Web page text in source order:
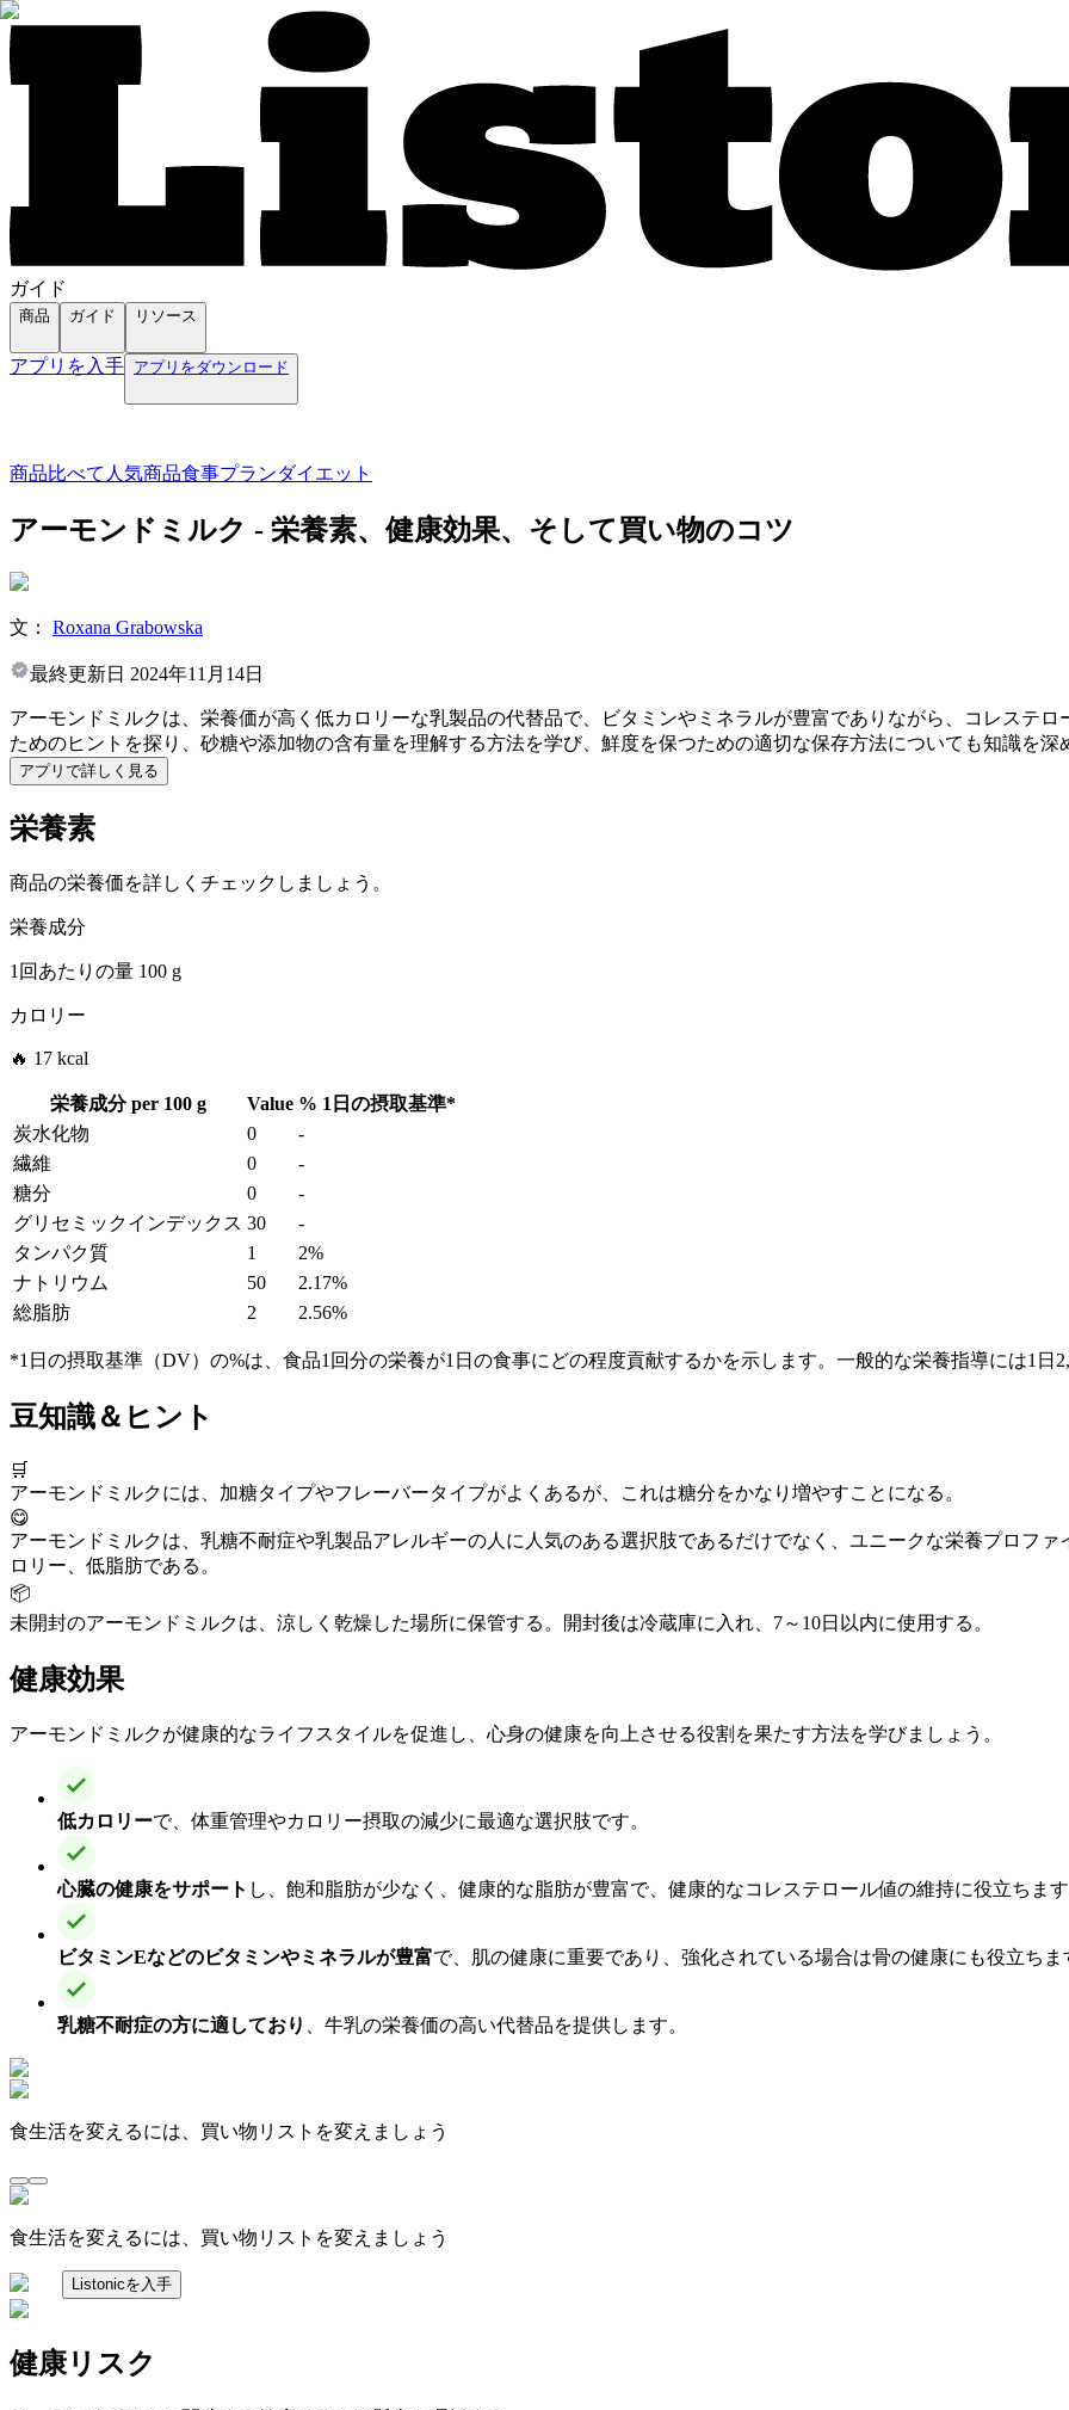
ガイド
商品 ガイド リソース
アプリを入手 アプリをダウンロード
商品比べて 人気商品食事プランダイエット
アーモンドミルク - 栄養素、健康効果、そして買い物のコツ
文： Roxana Grabowska
最終更新日 2024年11月14日
アーモンドミルクは、栄養価が高く低カロリーな乳製品の代替品で、ビタミンやミネラルが豊富でありながら、コレステ
ためのヒントを探り、砂糖や添加物の含有量を理解する方法を学び、鮮度を保つための適切な保存方法についても知識を深
アプリで詳しく見る
栄養素
商品の栄養価を詳しくチェックしましょう。
栄養成分
1回あたりの量 100 g
カロリー
🔥 17 kcal
栄養成分 per 100 g Value % 1日の摂取基準*
炭水化物
0
-
繊維
0
-
糖分
0
-
グリセミックインデックス 30
-
タンパク質
1
2%
ナトリウム
50
2.17%
総脂肪
2 2.56%
*1日の摂取基準（DV）の%は、食品1回分の栄養が1日の食事にどの程度貢献するかを示します。一般的な栄養指導には1日
豆知識＆ヒント
🛒
アーモンドミルクには、加糖タイプやフレーバータイプがよくあるが、これは糖分をかなり増やすことになる。
😋
アーモンドミルクは、乳糖不耐症や乳製品アレルギーの人に人気のある選択肢であるだけでなく、ユニークな栄養プロフ
ロリー、低脂肪である。
📦
未開封のアーモンドミルクは、涼しく乾燥した場所に保管する。開封後は冷蔵庫に入れ、7～10日以内に使用する。
健康効果
アーモンドミルクが健康的なライフスタイルを促進し、心身の健康を向上させる役割を果たす方法を学びましょう。
低カロリーで、体重管理やカロリー摂取の減少に最適な選択肢です。
心臓の健康をサポート し、飽和脂肪が少なく、健康的な脂肪が豊富で、健康的なコレステロール値の維持に役立ちま
ビタミンEなどのビタミンやミネラルが豊富で、肌の健康に重要であり、強化されている場合は骨の健康にも役立ちま
乳糖不耐症の方に適しており 、牛乳の栄養価の高い代替品を提供します。
食生活を変えるには、買い物リストを変えましょう
食生活を変えるには、買い物リストを変えましょう
Listonicを入手
健康リスク